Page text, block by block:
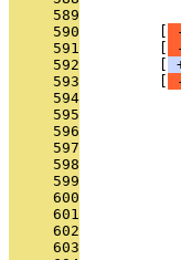
     589
     590
     591
     592
     593
     594
     595
     596
     597
     598
     599
     600
     601
     602
     603